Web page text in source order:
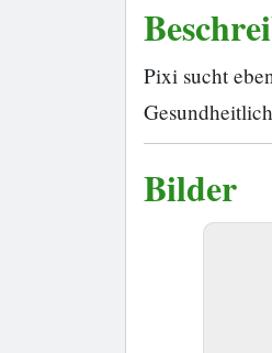
Pixi sucht
Bilder